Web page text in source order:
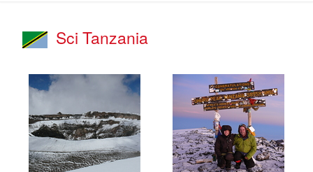
Sci Tanzania